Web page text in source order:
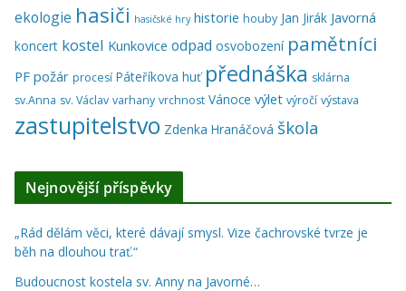
ekologie hasiči hasičské hry historie houby Jan Jirák Javorná
koncert kostel Kunkovice odpad osvobození pamětníci
PF požár procesí Páteříkova huť přednáška sklárna
sv.Anna sv. Václav varhany vrchnost Vánoce výlet výročí výstava
zastupitelstvo Zdenka Hranáčová škola
Nejnovější příspěvky
„Rád dělám věci, které dávají smysl. Vize čachrovské tvrze je
běh na dlouhou trať.“
Budoucnost kostela sv. Anny na Javorné…